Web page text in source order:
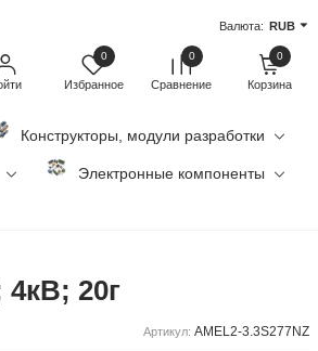
Валюта: RUB
0
Избранное
0
Сравнение
0
Корзина
Конструкторы, модули разработки
Электронные компоненты
20г
Артикул: AMEL2-3.3S277NZ